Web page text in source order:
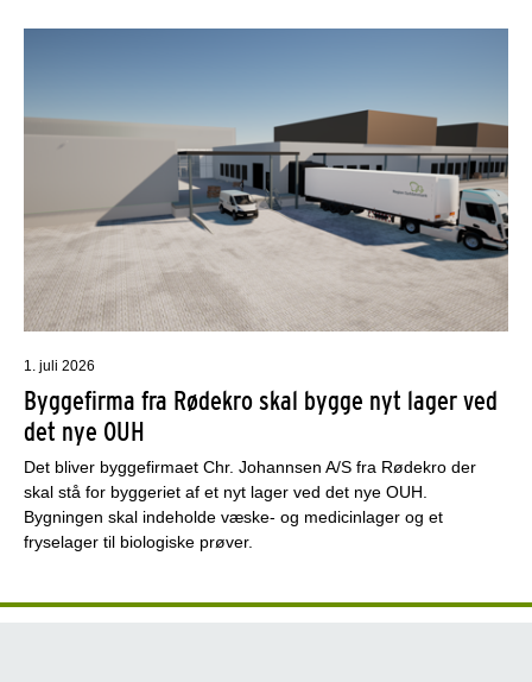
1. juli 2026
Byggefirma fra Rødekro skal bygge nyt lager ved
det nye OUH
Det bliver byggefirmaet Chr. Johannsen A/S fra Rødekro der
skal stå for byggeriet af et nyt lager ved det nye OUH.
Bygningen skal indeholde væske- og medicinlager og et
fryselager til biologiske prøver.